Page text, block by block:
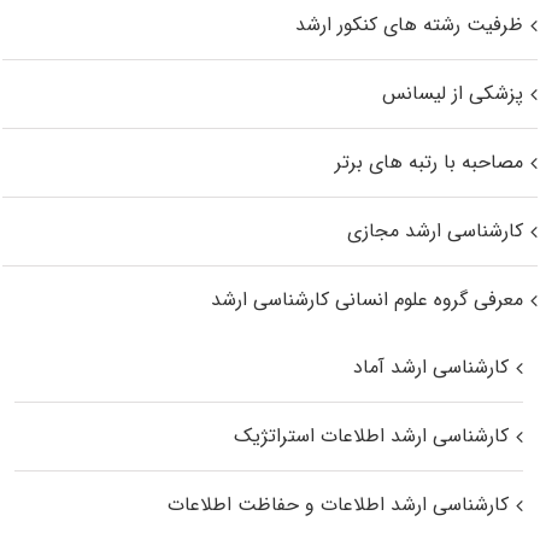
ظرفیت رشته های کنکور ارشد
پزشکی از لیسانس
مصاحبه با رتبه های برتر
کارشناسی ارشد مجازی
معرفی گروه علوم انسانی کارشناسی ارشد
کارشناسی ارشد آماد
کارشناسی ارشد اطلاعات استراتژیک
کارشناسی ارشد اطلاعات و حفاظت اطلاعات